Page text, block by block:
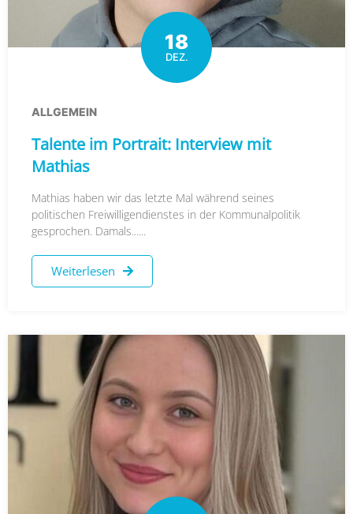
18
DEZ.
ALLGEMEIN
Talente im Portrait: Interview mit
Mathias
Mathias haben wir das letzte Mal während seines
politischen Freiwilligendienstes in der Kommunalpolitik
gesprochen. Damals......
Weiterlesen